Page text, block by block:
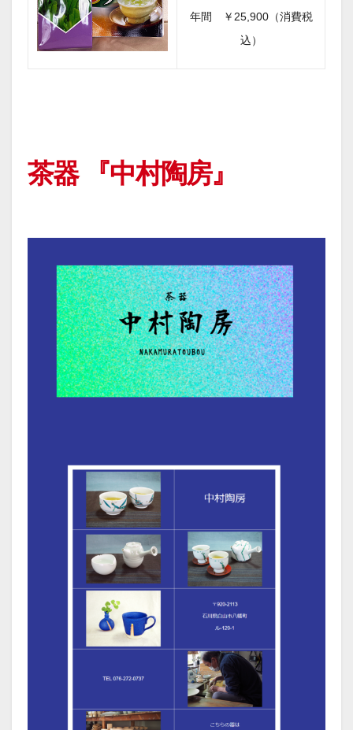
年間 ￥25,900（消費税
込）
茶器 『中村陶房』